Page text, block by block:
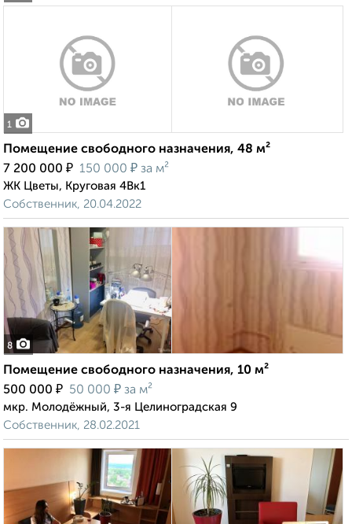
1
Помещение свободного назначения, 48 м²
7 200 000 ₽ 150 000 ₽ за м²
ЖК Цветы, Круговая 4Вк1
Собственник, 20.04.2022
8
Помещение свободного назначения, 10 м²
500 000 ₽ 50 000 ₽ за м²
мкр. Молодёжный, 3-я Целиноградская 9
Собственник, 28.02.2021